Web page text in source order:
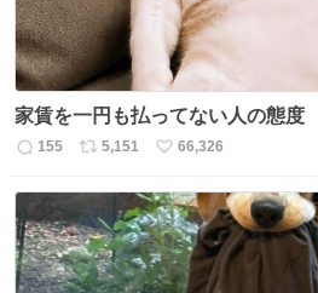
家賃を一円も払ってない人の態度
返
155
リ
ト
数
5,151
い
ね
数
66,326